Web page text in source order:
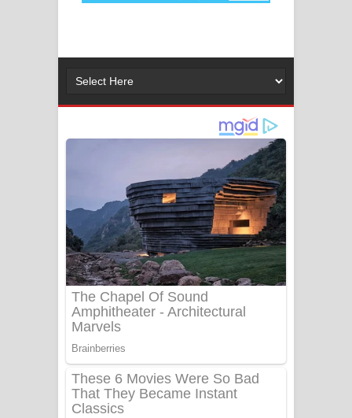
අම්මා ගීතයේ පද පෙළ
Niwuna Numba Hinda Song Lyrics -
නිවුනා නුඹ හින්දා ගීතයේ පද පෙළ
Numba Dun Aadare Song Lyrics - නුඹ
දුන් ආදරේ ගීතයේ පද පෙළ
Liyamuda Dan Anagathe Song Lyrics
- ලියමුද දැන් අනාගතේ ගීතයේ පද පෙළ
Doni Song Lyrics - දෝණි ගීතයේ පද
පෙළ